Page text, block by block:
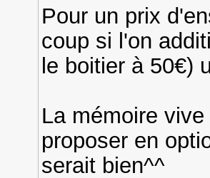
Pour un prix
coup si l'on
le boitier à 50€)
La mémoire
proposer en
serait bien^^